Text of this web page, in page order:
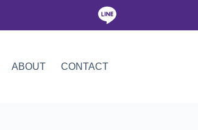
ABOUT CONTACT